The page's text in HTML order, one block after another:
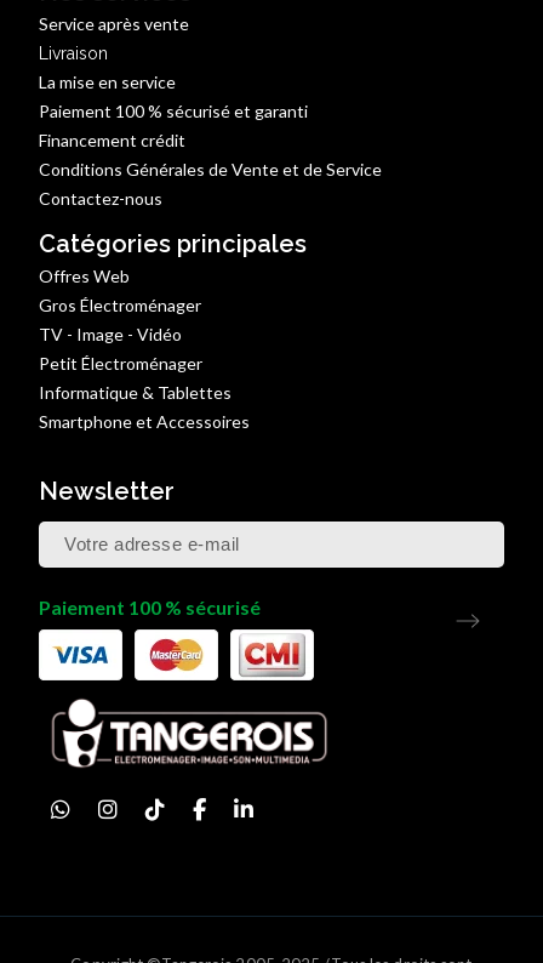
Service après vente
Livraison
La mise en service
Paiement 100 % sécurisé et garanti
Financement crédit
Conditions Générales de Vente et de Service
Contactez-nous
Catégories principales
Offres Web
Gros Électroménager
TV - Image - Vidéo
Petit Électroménager
Informatique & Tablettes
Smartphone et Accessoires
Newsletter
Paiement 100 % sécurisé